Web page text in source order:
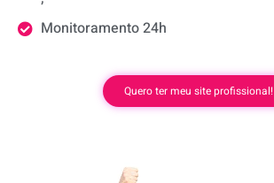
Monitoramento 24h
Quero ter meu site profissional!